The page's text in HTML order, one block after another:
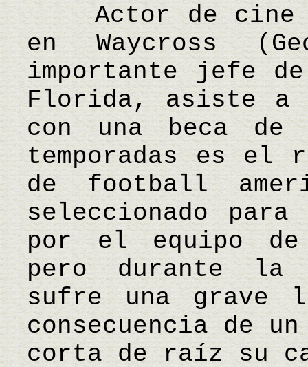
Actor de cine
en Waycross
importante jefe
Florida, asiste a
con una beca de
temporadas es el
de football
seleccionado
por el equipo
pero durante la
sufre una grave
consecuencia de
corta de raíz su